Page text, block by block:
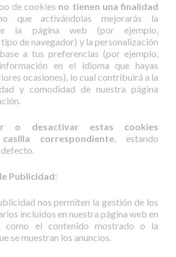
de cookies no tienen una finalidad
que activándolas mejorarás la
la página web (por ejemplo,
de navegador) y la personalización
a tus preferencias (por ejemplo,
en el idioma que hayas
ocasiones), lo cual contribuirá a la
y comodidad de nuestra página
o desactivar estas cookies
correspondiente, estando
Publicidad:
nos permiten la gestión de los
incluidos en nuestra página web en
como el contenido mostrado o la
se muestran los anuncios.